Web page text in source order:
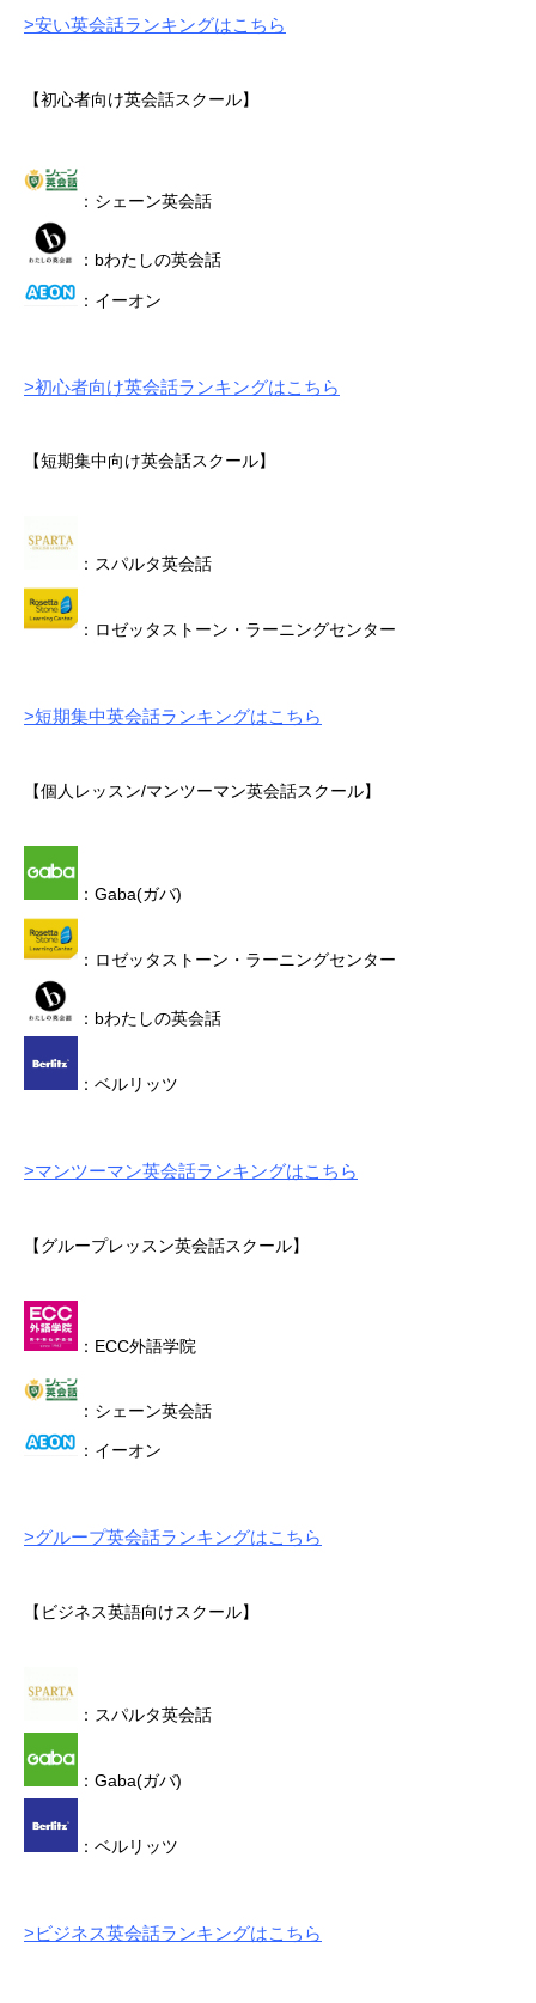
>安い英会話ランキングはこちら
【初心者向け英会話スクール】
：シェーン英会話
：bわたしの英会話
：イーオン
>初心者向け英会話ランキングはこちら
【短期集中向け英会話スクール】
：スパルタ英会話
：ロゼッタストーン・ラーニングセンター
>短期集中英会話ランキングはこちら
【個人レッスン/マンツーマン英会話スクール】
：Gaba(ガバ)
：ロゼッタストーン・ラーニングセンター
：bわたしの英会話
：ベルリッツ
>マンツーマン英会話ランキングはこちら
【グループレッスン英会話スクール】
：ECC外語学院
：シェーン英会話
：イーオン
>グループ英会話ランキングはこちら
【ビジネス英語向けスクール】
：スパルタ英会話
：Gaba(ガバ)
：ベルリッツ
>ビジネス英会話ランキングはこちら